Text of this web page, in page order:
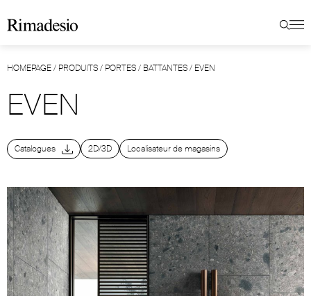
HOMEPAGE/ PRODUITS/ PORTES/ BATTANTES/ EVEN
EVEN
Catalogues 2D/3D Localisateur de magasins